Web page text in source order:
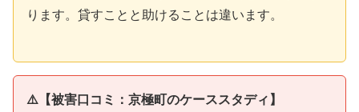
ります。貸すことと助けることは違います。
⚠️【被害口コミ：京極町のケーススタディ】